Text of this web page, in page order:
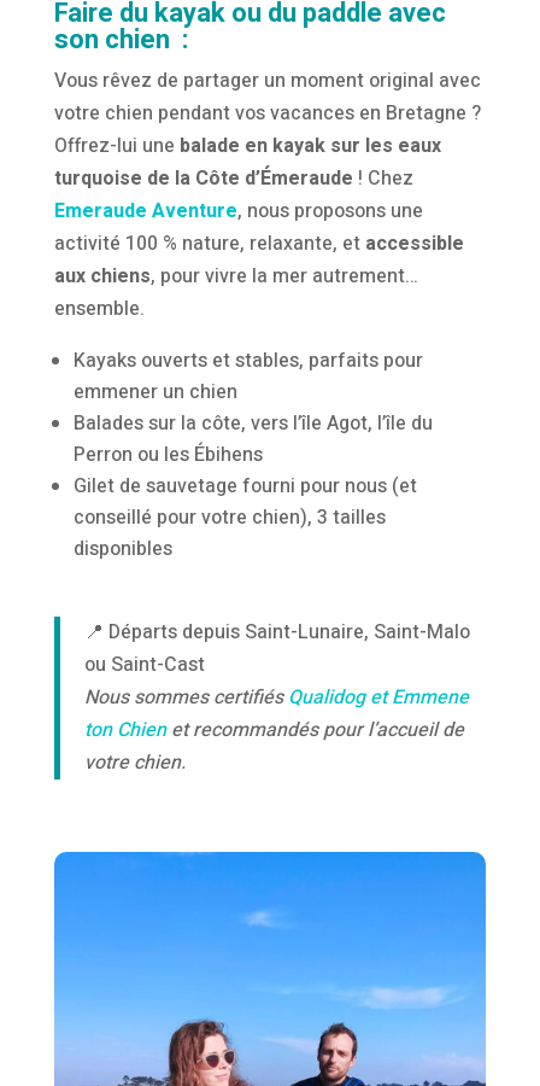
Faire du kayak ou du paddle avec
son chien :
Vous rêvez de partager un moment original avec
votre chien pendant vos vacances en Bretagne ?
Offrez-lui une balade en kayak sur les eaux
turquoise de la Côte d’Émeraude ! Chez
Emeraude Aventure, nous proposons une
activité 100 % nature, relaxante, et accessible
aux chiens, pour vivre la mer autrement…
ensemble.
Kayaks ouverts et stables, parfaits pour
emmener un chien
Balades sur la côte, vers l’île Agot, l’île du
Perron ou les Ébihens
Gilet de sauvetage fourni pour nous (et
conseillé pour votre chien), 3 tailles
disponibles
📍 Départs depuis Saint-Lunaire, Saint-Malo
ou Saint-Cast
Nous sommes certifiés Qualidog et Emmene
ton Chienet recommandés pour l’accueil de
votre chien.